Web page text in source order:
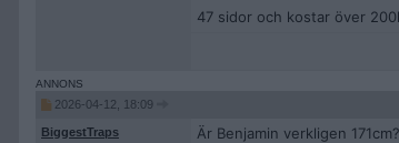
47 sidor och kostar över
2026-04-12, 18:09
BiggestTraps
Är Benjamin verkligen